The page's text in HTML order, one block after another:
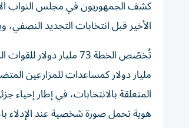
الأخير قبل انتخابات التجديد النصفي،
المتعلقة بالانتخابات، في إطار
هوية تحمل صورة شخصية عند الإدلاء